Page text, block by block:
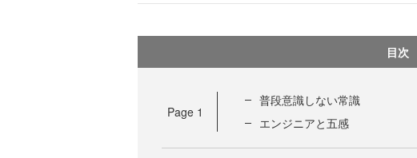
目次
Page 1
普段意識しない常識
エンジニアと五感